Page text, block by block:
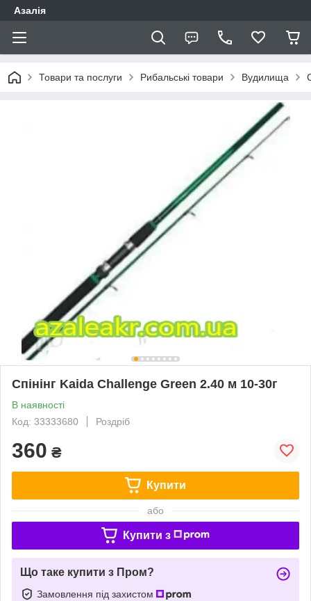
Азалія
Товари та послуги Рибальські товари Вудилища
Спінінг Kaida Challenge Green 2.40 м 10-30г
В наявності
Код: 33333680
Роздріб
360 ₴
Купити
або
Купити з
Що таке купити з Пром?
Замовлення під захистом